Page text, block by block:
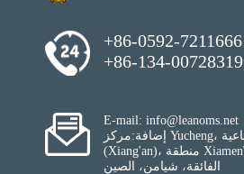
+86-0592-7211666
+86-134-00728319
E-mail: info@leanoms.net
إضافة:مركز Yucheng، المنطقة الصناعية
(Xiang'an)، منطقة XiamenTorch للتكنولوجيا
الفائقة، شيامن، الصين